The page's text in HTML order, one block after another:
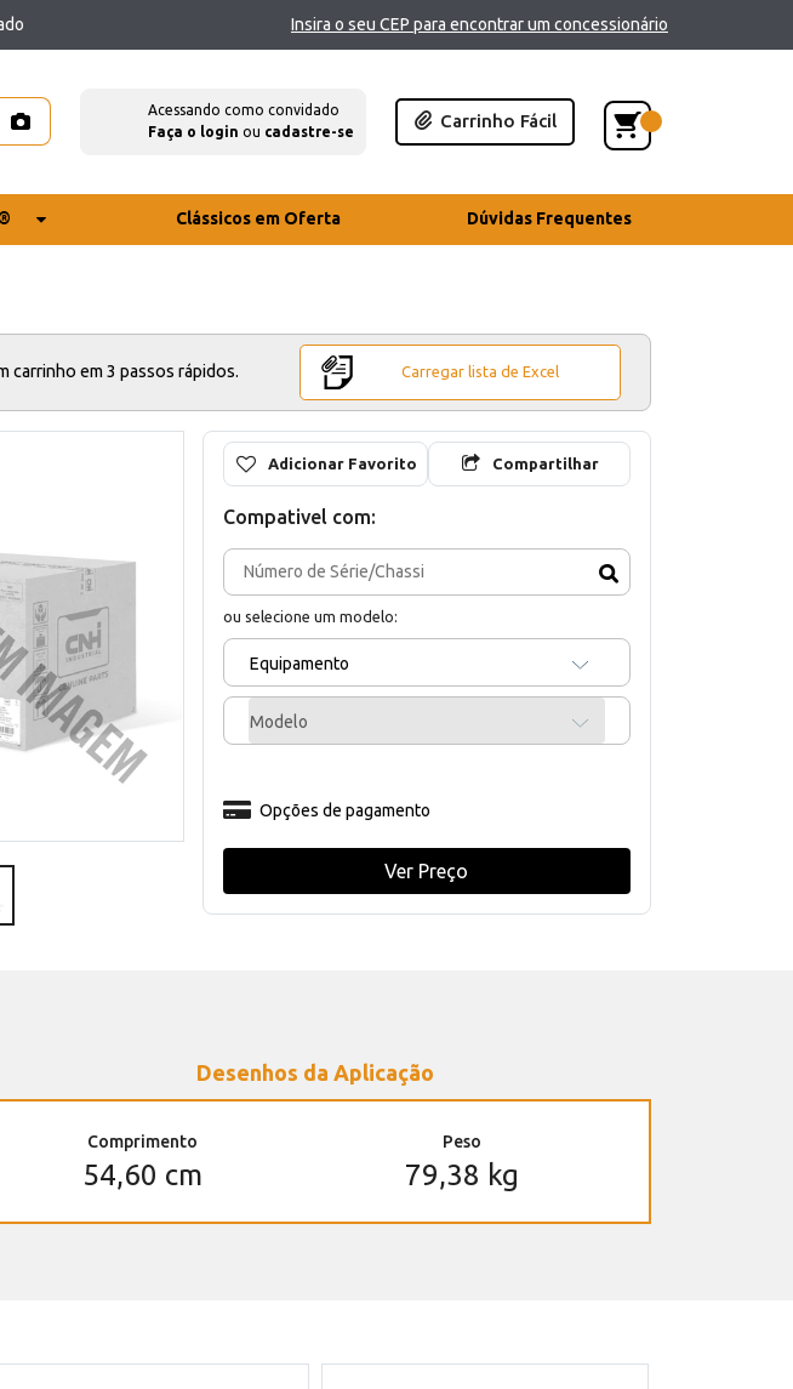
Insira o seu CEP para encontrar um concessionário
Acessando como convidado
Faça o login ou cadastre-se
Carrinho Fácil
Clássicos em Oferta Dúvidas Frequentes
carrinho em 3 passos rápidos. Carregar lista de Excel
Adicionar Favorito Compartilhar
Compativel com:
ou selecione um modelo:
Equipamento
Modelo
Opções de pagamento
Ver Preço
Desenhos da Aplicação
Comprimento
54,60 cm
Peso
79,38 kg